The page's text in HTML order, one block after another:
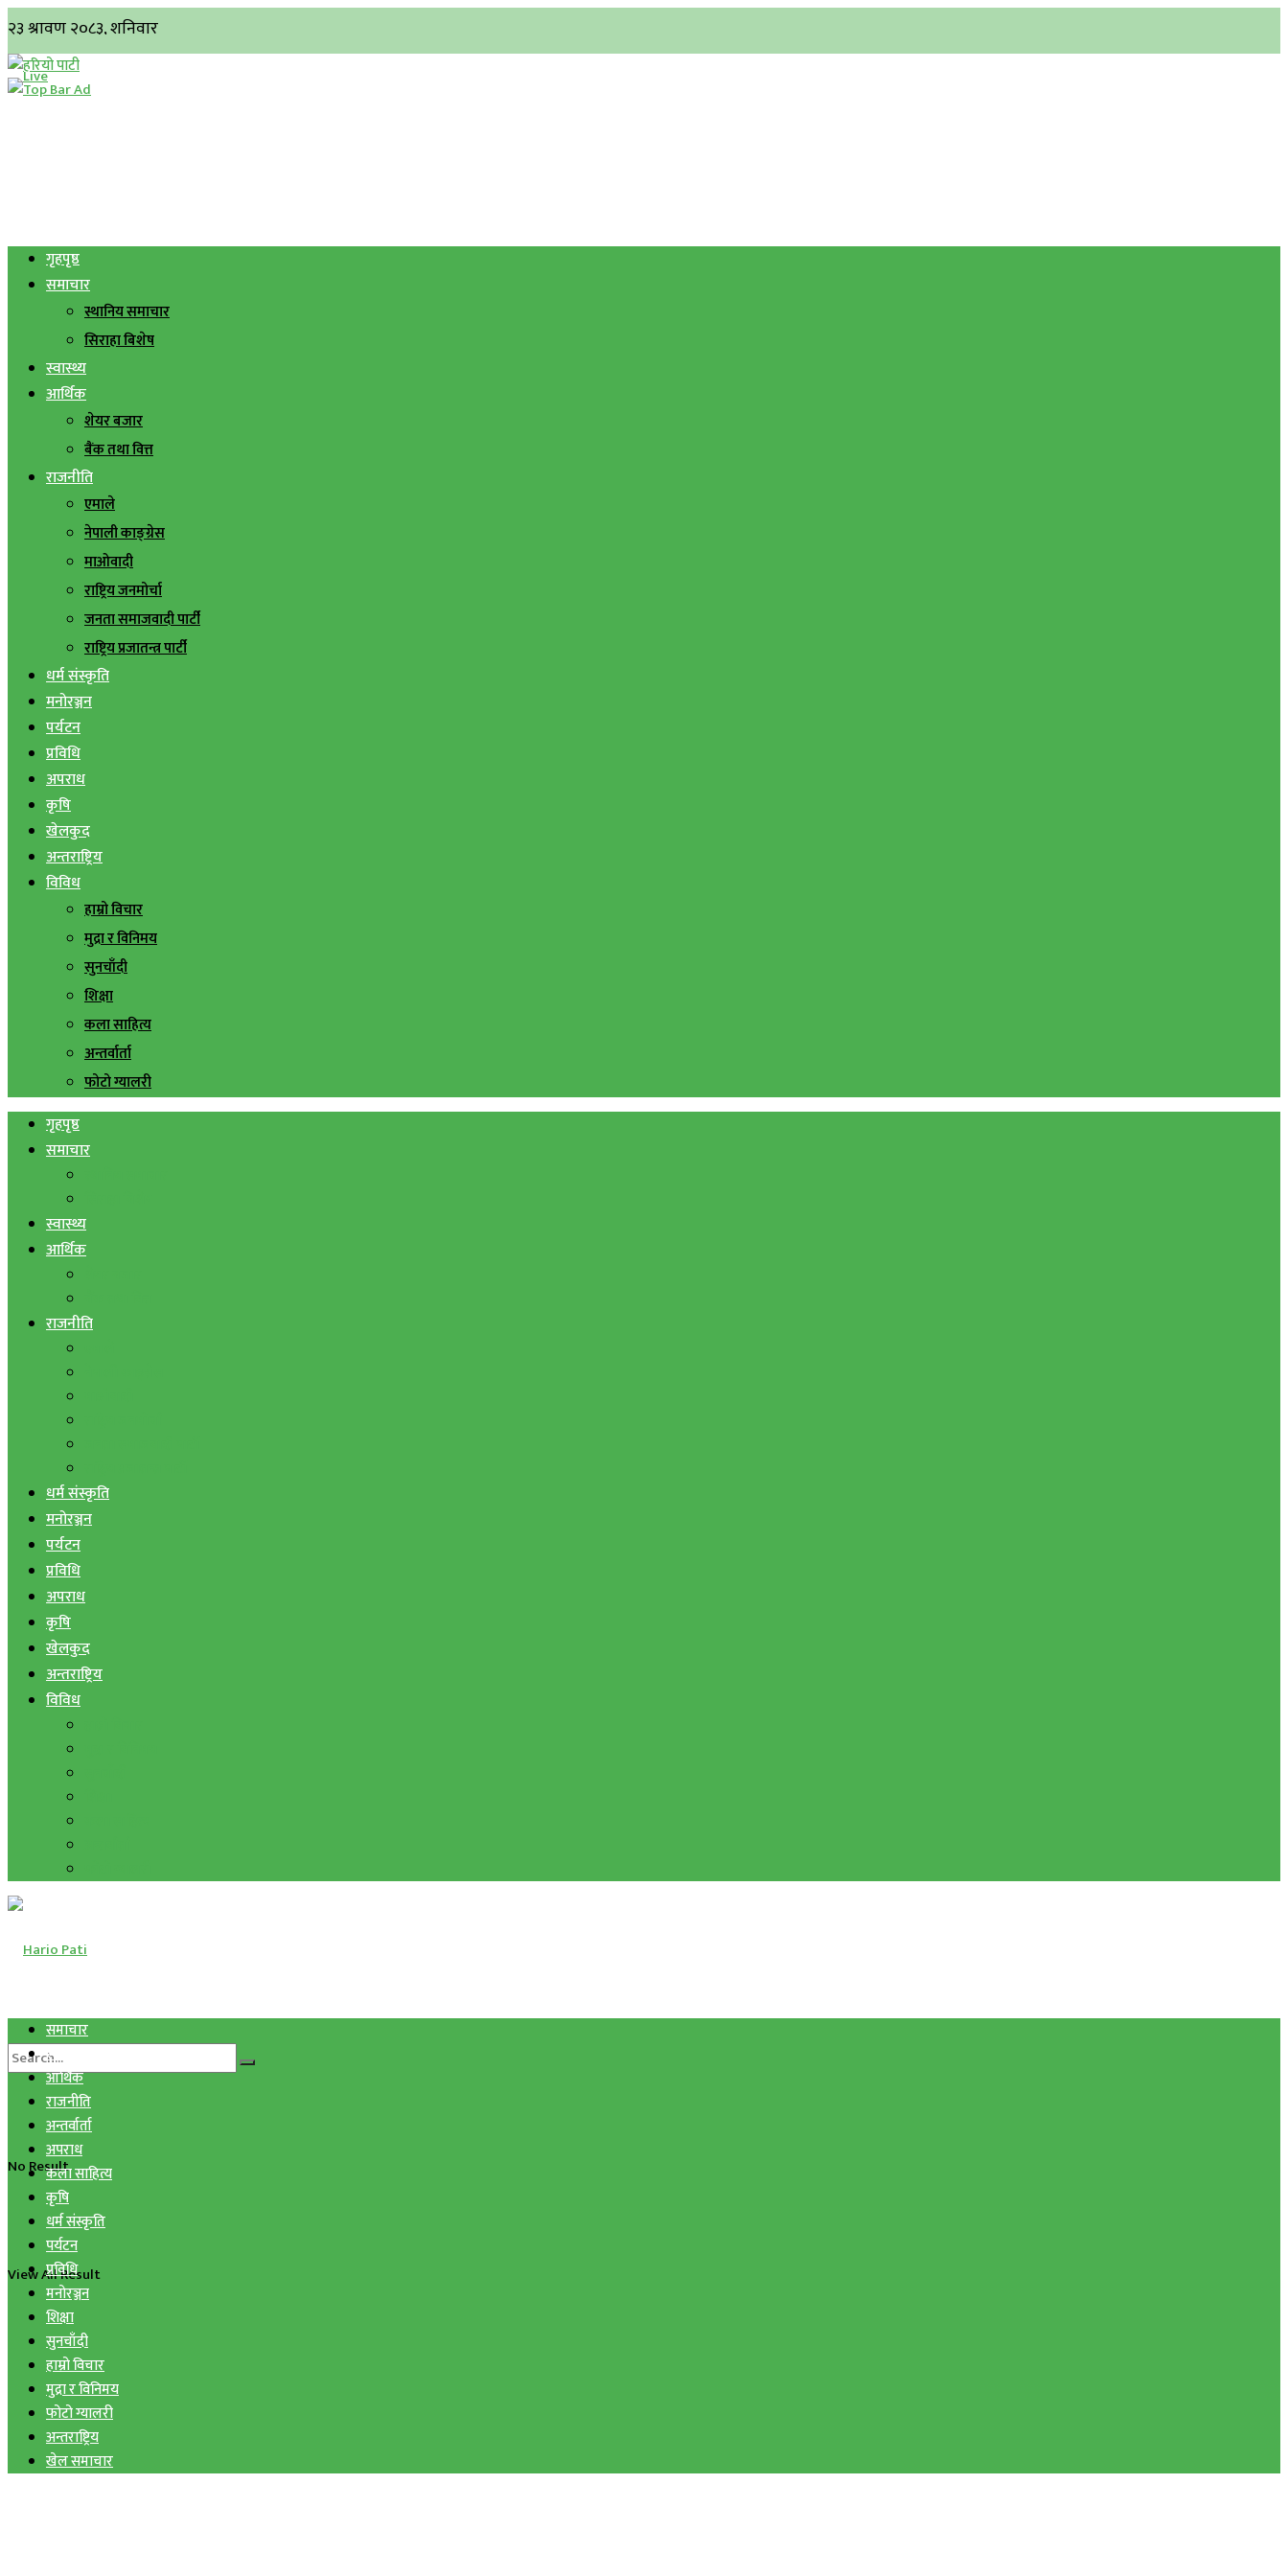
गृहपृष्ठ
समाचार
स्थानिय समाचार
सिराहा बिशेष
स्वास्थ्य
आर्थिक
शेयर बजार
बैंक तथा वित्त
राजनीति
एमाले
नेपाली काङ्ग्रेस
माओवादी
राष्ट्रिय जनमोर्चा
जनता समाजवादी पार्टी
राष्ट्रिय प्रजातन्त्र पार्टी
धर्म संस्कृति
मनोरञ्जन
पर्यटन
प्रविधि
अपराध
कृषि
खेलकुद
अन्तराष्ट्रिय
विविध
हाम्रो विचार
मुद्रा र विनिमय
सुनचाँदी
शिक्षा
कला साहित्य
अन्तर्वार्ता
फोटो ग्यालरी
गृहपृष्ठ
समाचार
स्वास्थ्य
आर्थिक
राजनीति
धर्म संस्कृति
मनोरञ्जन
पर्यटन
प्रविधि
अपराध
कृषि
खेलकुद
अन्तराष्ट्रिय
विविध
No Result
View All Result
समाचार
स्वास्थ्य
आर्थिक
राजनीति
अन्तर्वार्ता
अपराध
कला साहित्य
कृषि
धर्म संस्कृति
पर्यटन
प्रविधि
मनोरञ्जन
शिक्षा
सुनचाँदी
हाम्रो विचार
मुद्रा र विनिमय
फोटो ग्यालरी
अन्तराष्ट्रिय
खेल समाचार